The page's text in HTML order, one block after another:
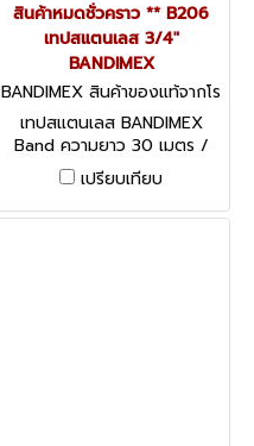
สินค้าหมดชั่วคราว ** B206
เทปสแตนเลส 3/4"
BANDIMEX
BANDIMEX สินค้าของแท้จากโร
งงานผู้ผลิต B206
เทปสแตนเลส BANDIMEX
Band ความยาว 30 เมตร /
ม้วน มีหลายขนาดให้เลือก
BANDIMEX BAND
เปรียบเทียบ